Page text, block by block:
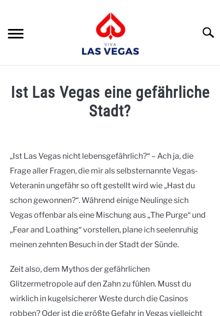
content
Suche
RATGEBER
REISEPLANUNG
SEHENSWÜRDIGKEITEN
EVENTS
Ist Las Vegas eine gefährliche
Stadt?
in
Ratgeber
„Ist Las Vegas nicht lebensgefährlich?“ – Ach ja, die
Frage aller Fragen, die mir als selbsternannte Vegas-
Veteranin ungefähr so oft gestellt wird wie „Hast du
schon gewonnen?“. Während einige Neulinge sich
Vegas offenbar als eine Mischung aus „The Purge“ und
„Fear and Loathing“ vorstellen, plane ich seelenruhig
meinen zehnten Besuch in der Stadt der Sünde.
Zeit also, dem Mythos der gefährlichen
Glitzermetropole auf den Zahn zu fühlen. Musst du
wirklich in kugelsicherer Weste durch die Casinos
robben? Oder ist die größte Gefahr in Vegas vielleicht